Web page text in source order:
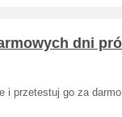
dni
i przetestuj go za